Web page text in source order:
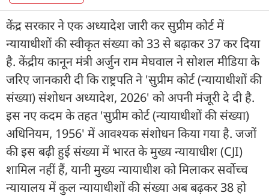
केंद्र सरकार ने एक अध्यादेश जारी कर सुप्रीम कोर्ट में
न्यायाधीशों की स्वीकृत संख्या को 33 से बढ़ाकर 37 कर दिया
है. केंद्रीय कानून मंत्री अर्जुन राम मेघवाल ने सोशल मीडिया के
जरिए जानकारी दी कि राष्ट्रपति ने 'सुप्रीम कोर्ट (न्यायाधीशों की
संख्या) संशोधन अध्यादेश, 2026' को अपनी मंजूरी दे दी है.
इस नए कदम के तहत 'सुप्रीम कोर्ट (न्यायाधीशों की संख्या)
अधिनियम, 1956' में आवश्यक संशोधन किया गया है. जजों
की इस बढ़ी हुई संख्या में भारत के मुख्य न्यायाधीश (CJI)
शामिल नहीं हैं, यानी मुख्य न्यायाधीश को मिलाकर सर्वोच्च
न्यायालय में कुल न्यायाधीशों की संख्या अब बढ़कर 38 हो